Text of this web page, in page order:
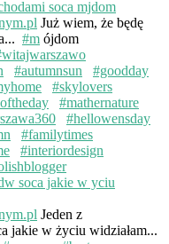
Już wiem, że będę
#m ójdom
#autumnsun
#goodday
#skylovers
#mathernature
#hellowensday
#familytimes
#interiordesign
Jeden z
jakie w życiu widziałam...